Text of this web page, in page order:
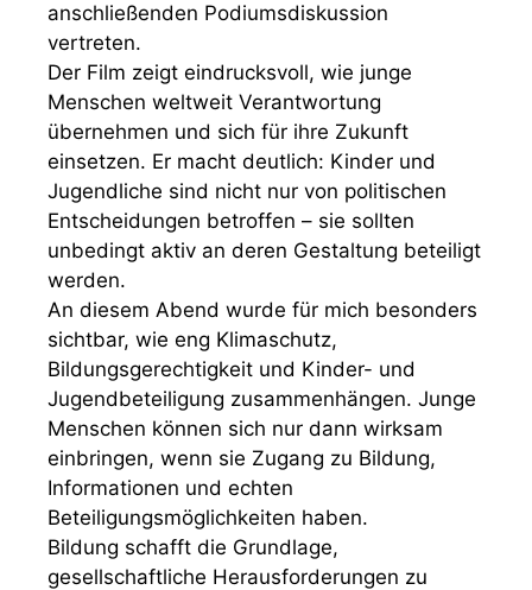
anschließenden Podiumsdiskussion
vertreten.
Der Film zeigt eindrucksvoll, wie junge
Menschen weltweit Verantwortung
übernehmen und sich für ihre Zukunft
einsetzen. Er macht deutlich: Kinder und
Jugendliche sind nicht nur von politischen
Entscheidungen betroffen – sie sollten
unbedingt aktiv an deren Gestaltung beteiligt
werden.
An diesem Abend wurde für mich besonders
sichtbar, wie eng Klimaschutz,
Bildungsgerechtigkeit und Kinder- und
Jugendbeteiligung zusammenhängen. Junge
Menschen können sich nur dann wirksam
einbringen, wenn sie Zugang zu Bildung,
Informationen und echten
Beteiligungsmöglichkeiten haben.
Bildung schafft die Grundlage,
gesellschaftliche Herausforderungen zu